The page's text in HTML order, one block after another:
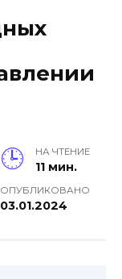
НА ЧТЕНИЕ
11 мин.
ОПУБЛИКОВАНО
03.01.2024